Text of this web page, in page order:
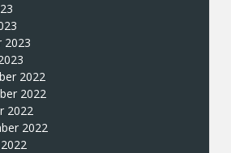
2023
2022
2022
2022
2022